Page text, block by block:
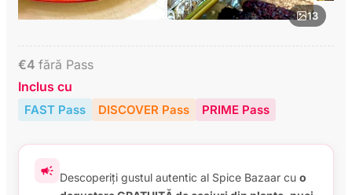
13
€4 fără Pass
Inclus cu
FAST Pass DISCOVER Pass PRIME Pass
Descoperiți gustul autentic al Spice Bazaar cu o